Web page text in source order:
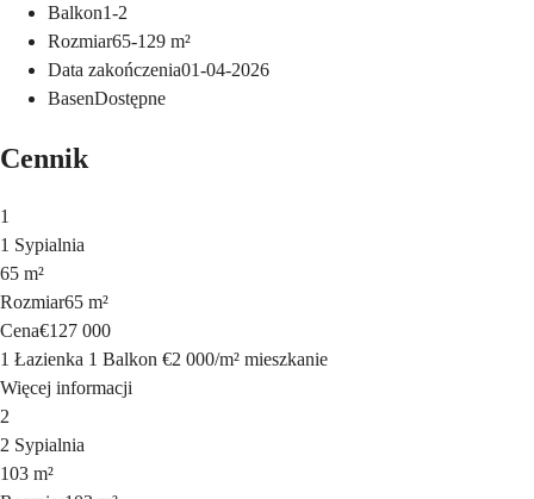
Balkon1-2
Rozmiar65-129 m²
Data zakończenia01-04-2026
BasenDostępne
Cennik
1
1 Sypialnia
65 m²
Rozmiar65 m²
Cena€127 000
1 Łazienka 1 Balkon €2 000/m² mieszkanie
Więcej informacji
2
2 Sypialnia
103 m²